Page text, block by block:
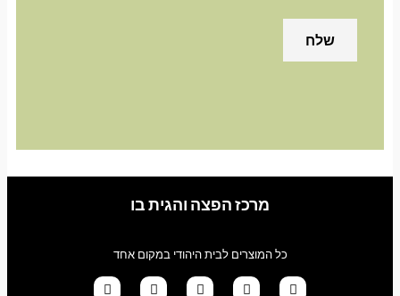
מרכז הפצה והגית בו
כל המוצרים לבית היהודי במקום אחד